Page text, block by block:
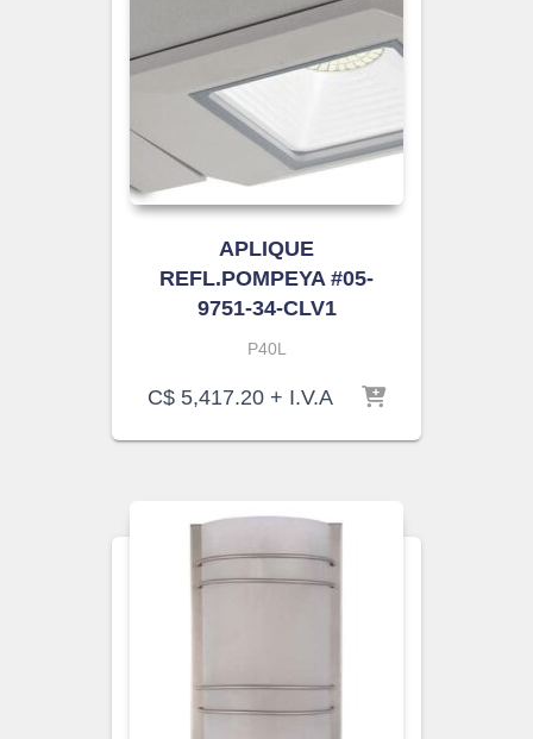
APLIQUE
REFL.POMPEYA #05-
9751-34-CLV1
P40L
C$ 5,417.20 + I.V.A